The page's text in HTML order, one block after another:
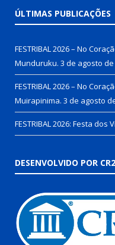
ÚLTIMAS PUBLICAÇÕES
FESTRIBAL 2026 – No
Munduruku. 3 de agosto de
FESTRIBAL 2026 – No
Muirapinima. 3 de agosto
FESTRIBAL 2026: Festa dos
DESENVOLVIDO POR CR2